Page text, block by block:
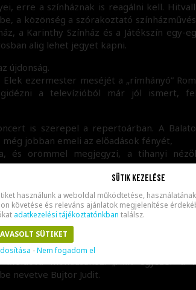
erre a színháznak is reagálni kell.
a közönség a szórakoztató
a Karinthy Színház és a Játékszín egy-
alig lehet jegyet kapni.
újdonság.
ezermester meséjét a „rímhányó”
a televízióból már jól ismert,
is szerepel a repertoárban. A
jobban emeli az előadások fényét,
és örömmel megjegyzi, a tihanyi
kapott a fejlesztésre, ami
hiszen így lehetne növelni a repertoárt
bridzs asztalhoz ül. Egy bridzsklub
korábban is sokat repült, de
mondásához: „Akit egyszer a
nevetve Bujtor Judit.
Sütik kezelése
használunk a weboldal működtetése,
követése és releváns ajánlatok megjelenítése
adatkezelési tájékoztatónkban találsz.
SÜTIKET
-Nem fogadom el